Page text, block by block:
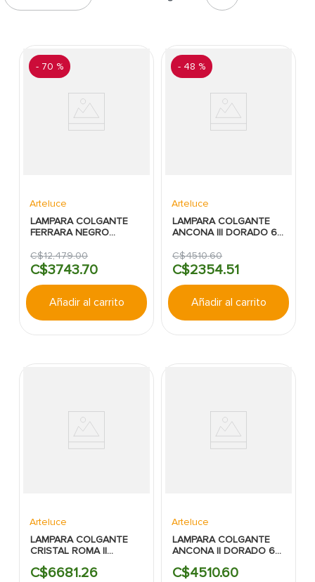
- 70 %
Arteluce
LAMPARA COLGANTE
FERRARA NEGRO
40W-IN&OUT
C$12,479.00
C$3743.70
Añadir al carrito
- 48 %
Arteluce
LAMPARA COLGANTE
ANCONA III DORADO 6L
IN&OUT
C$4510.60
C$2354.51
Añadir al carrito
Arteluce
LAMPARA COLGANTE
CRISTAL ROMA II
ARTELUCE-IN&OUT
C$6681.26
Arteluce
LAMPARA COLGANTE
ANCONA II DORADO 6L
IN&OUT
C$4510.60
pantry
10. puerta